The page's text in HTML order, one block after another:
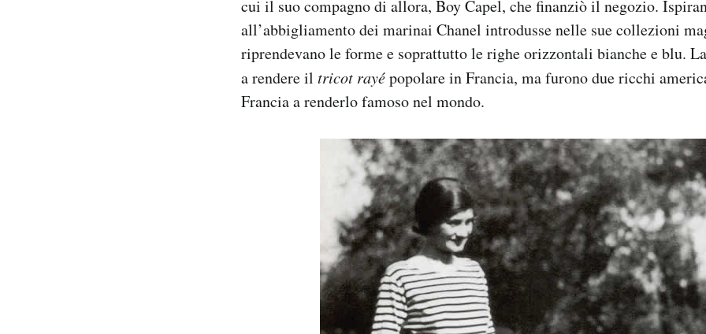
cui il suo compagno di allora, Boy Capel, che finanziò il negozio.
all’abbigliamento dei marinai Chanel introdusse nelle sue collezioni
riprendevano le forme e soprattutto le righe orizzontali bianche e blu.
a rendere il tricot rayépopolare in Francia, ma furono due ricchi
Francia a renderlo famoso nel mondo.